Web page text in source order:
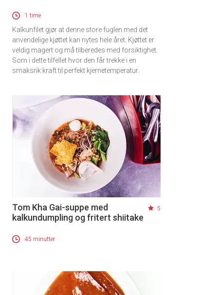
1 time
Kalkunfilet gjør at denne store fuglen med det
anvendelige kjøttet kan nytes hele året. Kjøttet er
veldig magert og må tilberedes med forsiktighet.
Som i dette tilfellet hvor den får trekke i en
smaksrik kraft til perfekt kjernetemperatur.
Tom Kha Gai-suppe med
kalkundumpling og fritert shiitake
5
45 minutter